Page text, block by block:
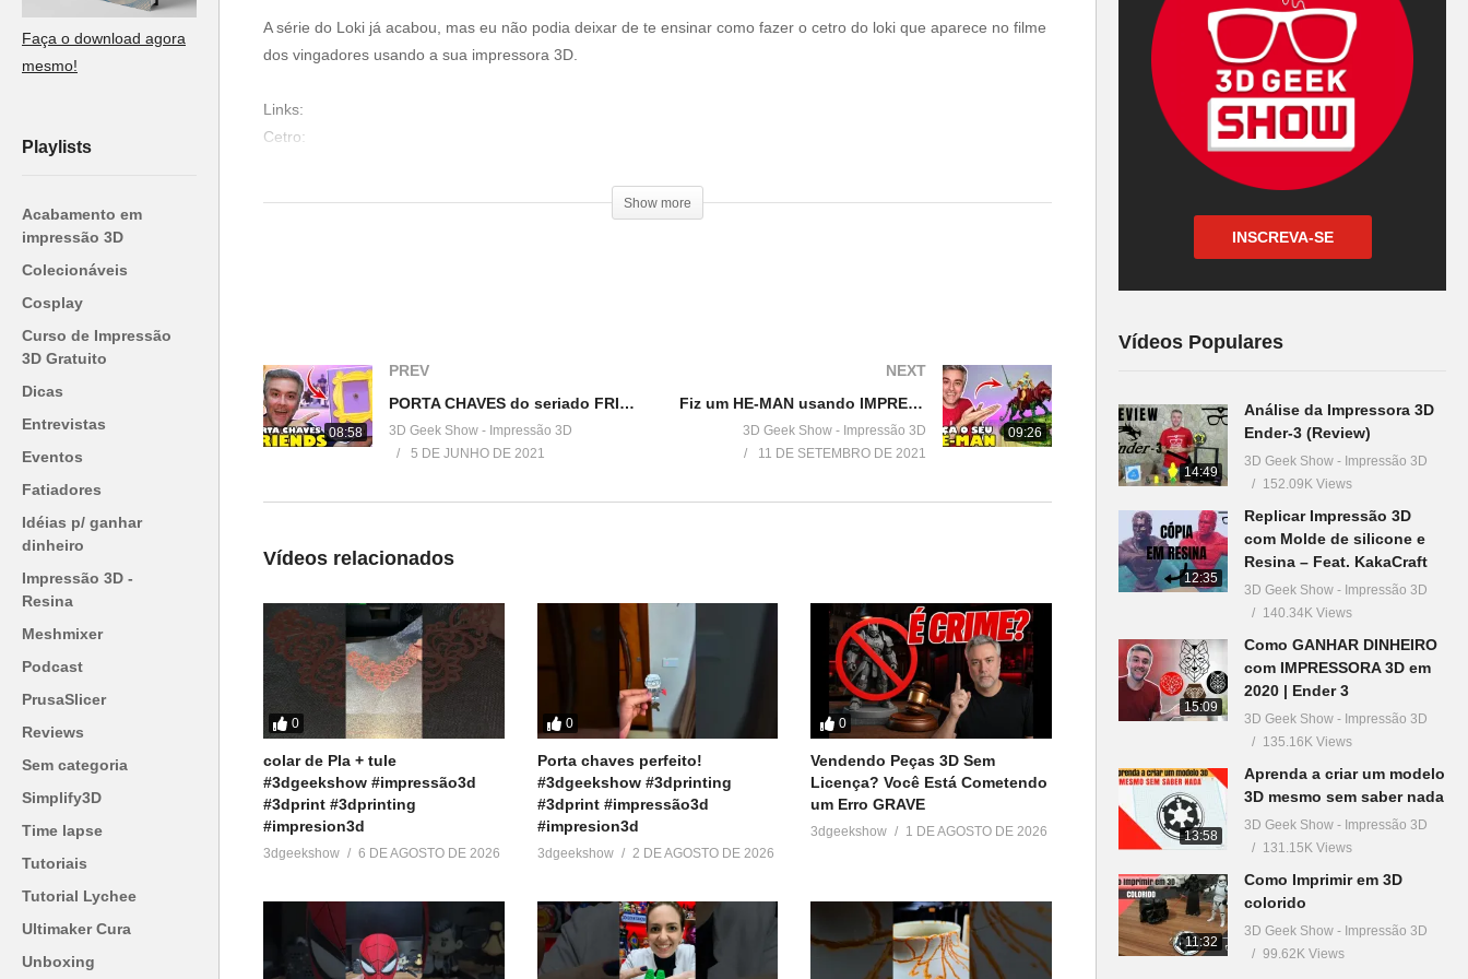
Faça o download agora
mesmo!
Playlists
Acabamento em
impressão 3D
Colecionáveis
Cosplay
Curso de Impressão
3D Gratuito
Dicas
Entrevistas
Eventos
Fatiadores
Idéias p/ ganhar
dinheiro
Impressão 3D -
Resina
Meshmixer
Podcast
PrusaSlicer
Reviews
Sem categoria
Simplify3D
Time lapse
Tutoriais
Tutorial Lychee
Ultimaker Cura
Unboxing
A série do Loki já acabou, mas eu não podia deixar de te ensinar como fazer o cetro do loki que aparece no filme
dos vingadores usando a sua impressora 3D.
Links:
Cetro:
▶https://bit.ly/CodigoArduino
Canal Props and Stuff:
http://bit.ly/SejaMembro3DGS
Conheça nossa loja:
https://3dgeekstore.com.br/
Cursos indicados pelo 3DGeekShow
▶http://bit.ly/Cursos3DGS
Compre filamentos com desconto usando o cupom: GeekShow2021
▶https://3dlab.com.br/3dgeekshow
=================================
▶http://bit.ly/ListaProdutos3D
Acesse:
Show more
08:58
PREV
PORTA CHAVES do seriado FRIENDS com IMPRESSÃO 3D
3D Geek Show - Impressão 3D
5 DE JUNHO DE 2021
09:26
NEXT
Fiz um HE-MAN usando IMPRESSÃO 3D
3D Geek Show - Impressão 3D
11 DE SETEMBRO DE 2021
Vídeos relacionados
0
colar de Pla + tule
#3dgeekshow #impressão3d
#3dprint #3dprinting
#impresion3d
3dgeekshow 6 DE AGOSTO DE 2026
0
Porta chaves perfeito!
#3dgeekshow #3dprinting
#3dprint #impressão3d
#impresion3d
3dgeekshow 2 DE AGOSTO DE 2026
0
Vendendo Peças 3D Sem
Licença? Você Está Cometendo
um Erro GRAVE
3dgeekshow 1 DE AGOSTO DE 2026
INSCREVA-SE
Vídeos Populares
14:49
Análise da Impressora 3D
Ender-3 (Review)
3D Geek Show - Impressão 3D
152.09K Views
12:35
Replicar Impressão 3D
com Molde de silicone e
Resina – Feat. KakaCraft
3D Geek Show - Impressão 3D
140.34K Views
15:09
Como GANHAR DINHEIRO
com IMPRESSORA 3D em
2020 | Ender 3
3D Geek Show - Impressão 3D
135.16K Views
13:58
Aprenda a criar um modelo
3D mesmo sem saber nada
3D Geek Show - Impressão 3D
131.15K Views
11:32
Como Imprimir em 3D
colorido
3D Geek Show - Impressão 3D
99.62K Views